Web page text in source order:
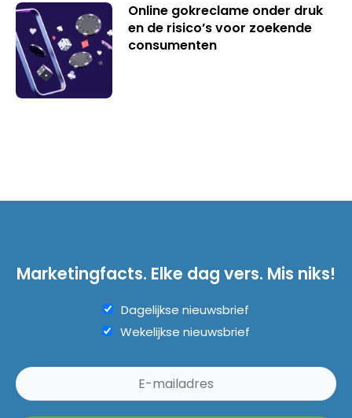
Online gokreclame onder druk
en de risico’s voor zoekende
consumenten
Marketingfacts. Elke dag vers. Mis niks!
Dagelijkse nieuwsbrief
Wekelijkse nieuwsbrief